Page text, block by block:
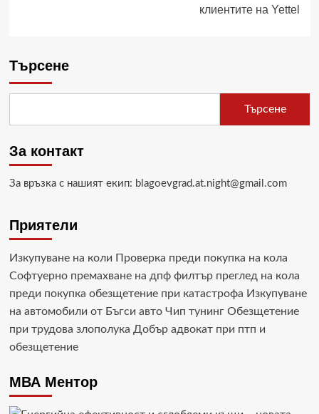
клиентите на Yettel
Търсене
Търсене
За контакт
За връзка с нашият екип: blagoevgrad.at.night@gmail.com
Приятели
Изкупуване на коли Проверка преди покупка на кола
Софтуерно премахване на дпф филтър преглед на кола
преди покупка обезщетение при катастрофа Изкупуване
на автомобили от Бъгси авто Чип тунинг Обезщетение
при трудова злополука Добър адвокат при птп и
обезщетение
МВА Ментор